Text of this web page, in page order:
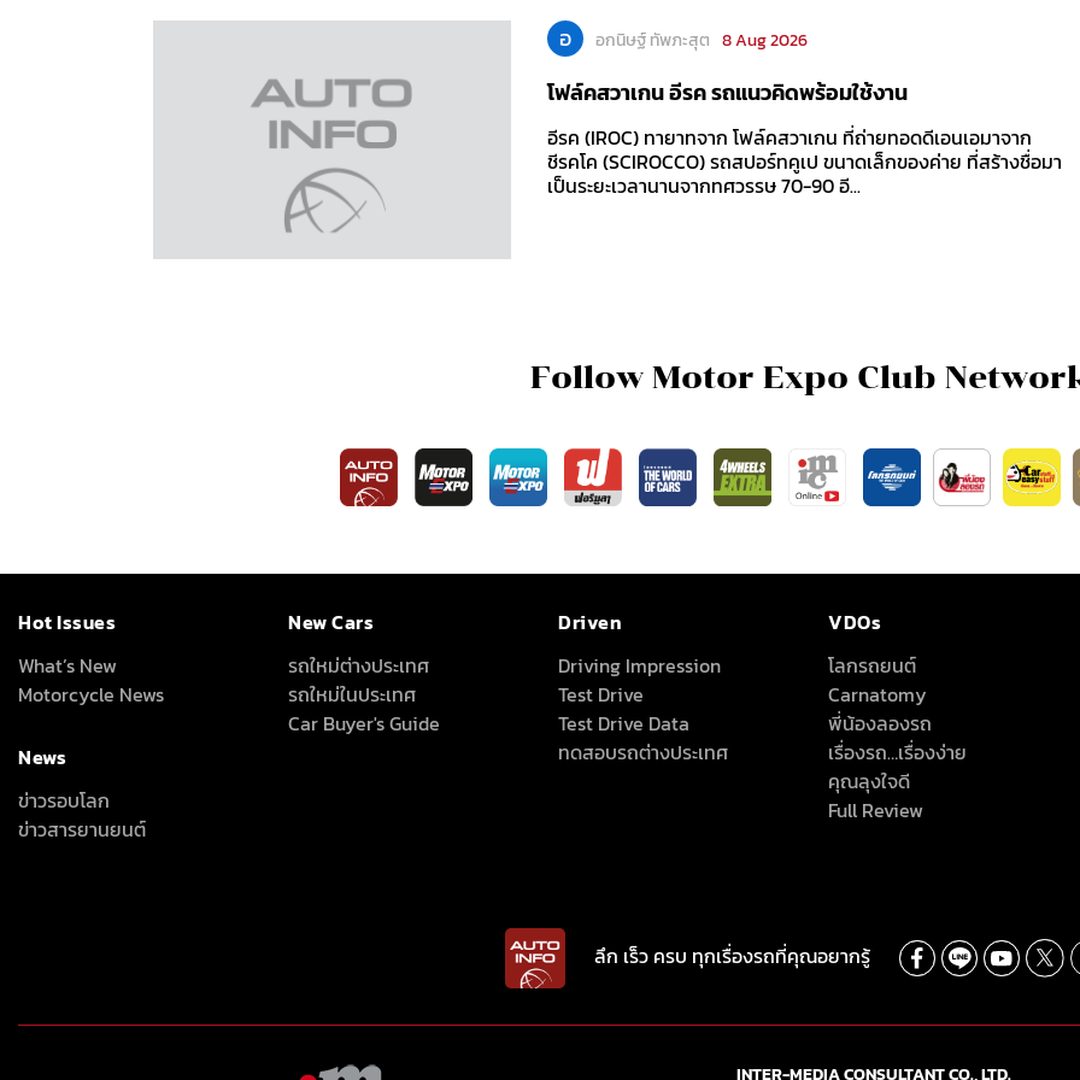
อ อกนิษฐ์ ทัพภะสุต 8 Aug 2026
โฟล์คสวาเกน อีรค รถแนวคิดพร้อมใช้งาน
อีรค (IROC) ทายาทจาก โฟล์คสวาเกน ที่ถ่ายทอดดีเอนเอมาจาก
ชีรคโค (SCIROCCO) รถสปอร์ทคูเป ขนาดเล็กของค่าย ที่สร้างชื่อมา
เป็นระยะเวลานานจากทศวรรษ 70-90 อี...
Follow Motor Expo Club
Hot Issues
What’s New
Motorcycle News
News
ข่าวรอบโลก
ข่าวสารยานยนต์
New Cars
รถใหม่ต่างประเทศ
รถใหม่ในประเทศ
Car Buyer's Guide
Driven
Driving Impression
Test Drive
Test Drive Data
ทดสอบรถต่างประเทศ
VDOs
โลกรถยนต์
Carnatomy
พี่น้องลองรถ
เรื่องรถ…เรื่องง่าย
คุณลุงใจดี
Full Review
ลึก เร็ว ครบ ทุกเรื่องรถที่คุณอยากรู้
INTER-MEDIA CONSULTANT CO., LTD.